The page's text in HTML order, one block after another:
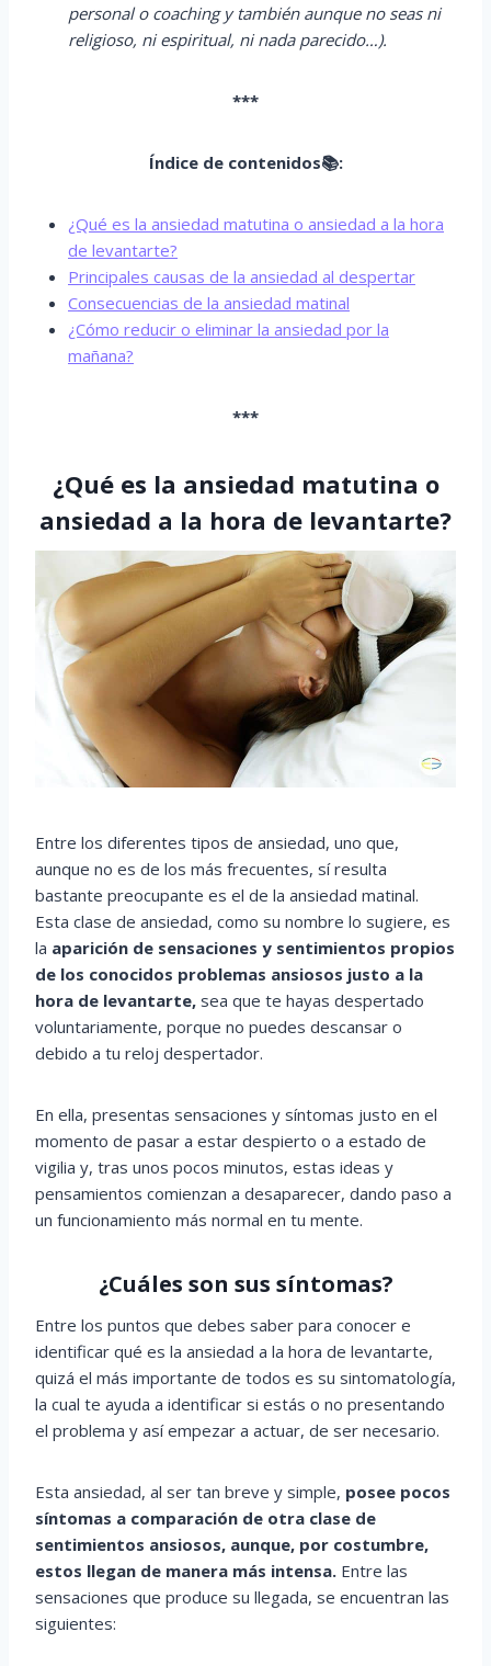
personal o coaching y también aunque no seas ni
religioso, ni espiritual, ni nada parecido…).
***
Índice de contenidos📚:
¿Qué es la ansiedad matutina o ansiedad a la hora
de levantarte?
Principales causas de la ansiedad al despertar
Consecuencias de la ansiedad matinal
¿Cómo reducir o eliminar la ansiedad por la
mañana?
***
¿Qué es la ansiedad matutina o
ansiedad a la hora de levantarte?
Entre los diferentes tipos de ansiedad, uno que,
aunque no es de los más frecuentes, sí resulta
bastante preocupante es el de la ansiedad matinal.
Esta clase de ansiedad, como su nombre lo sugiere, es
la aparición de sensaciones y sentimientos propios
de los conocidos problemas ansiosos justo a la
hora de levantarte, sea que te hayas despertado
voluntariamente, porque no puedes descansar o
debido a tu reloj despertador.
En ella, presentas sensaciones y síntomas justo en el
momento de pasar a estar despierto o a estado de
vigilia y, tras unos pocos minutos, estas ideas y
pensamientos comienzan a desaparecer, dando paso a
un funcionamiento más normal en tu mente.
¿Cuáles son sus síntomas?
Entre los puntos que debes saber para conocer e
identificar qué es la ansiedad a la hora de levantarte,
quizá el más importante de todos es su sintomatología,
la cual te ayuda a identificar si estás o no presentando
el problema y así empezar a actuar, de ser necesario.
Esta ansiedad, al ser tan breve y simple, posee pocos
síntomas a comparación de otra clase de
sentimientos ansiosos, aunque, por costumbre,
estos llegan de manera más intensa. Entre las
sensaciones que produce su llegada, se encuentran las
siguientes: